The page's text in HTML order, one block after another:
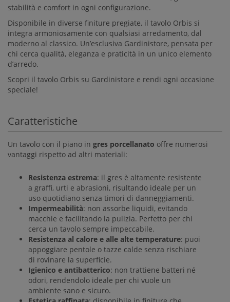
stabilità e comfort in ogni configurazione.
Disponibile in diverse finiture pregiate, il tavolo Orbis si
integra armoniosamente con qualsiasi arredamento, dal
moderno al classico. Un’esclusiva Gardinistore, pensata per
chi cerca qualità, eleganza e praticità in un unico elemento
d’arredo.
Scopri il tavolo Orbis su Gardinistore e rendi ogni occasione
speciale!
Caratteristiche
Un tavolo con il piano in gres porcellanato offre numerosi
vantaggi rispetto ad altri materiali:
Resistenza estrema: il gres è altamente resistente
a graffi, urti e abrasioni, risultando ideale per un
uso quotidiano senza timori di danneggiamenti.
Impermeabilità: non assorbe liquidi, evitando
macchie e facilitando la pulizia. Perfetto per chi
cerca un tavolo sempre impeccabile.
Resistenza al calore e alle alte temperature: puoi
appoggiare pentole o tazze calde senza rischiare
di rovinare la superficie.
Igienico e antibatterico: non trattiene batteri né
odori, rendendolo ideale per chi vuole un
ambiente sano e sicuro.